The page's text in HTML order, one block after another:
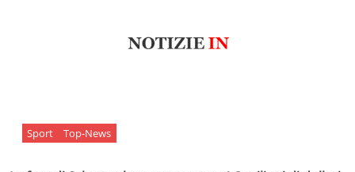
Sport Top-News